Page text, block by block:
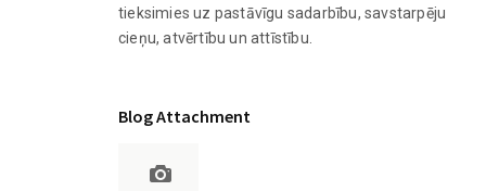
tieksimies uz pastāvīgu sadarbību, savstarpēju
cieņu, atvērtību un attīstību.
Blog Attachment